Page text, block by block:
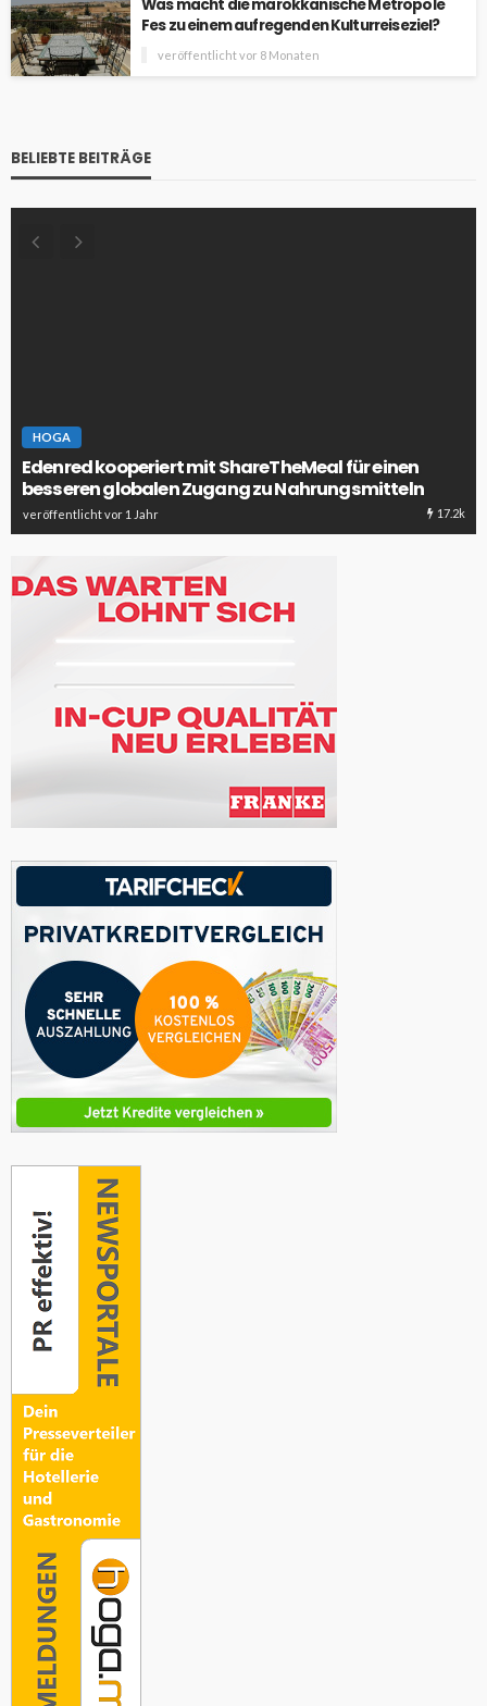
Was macht die marokkanische Metropole
Fes zu einem aufregenden Kulturreiseziel?
veröffentlicht vor 8 Monaten
BELIEBTE BEITRÄGE
HOGA
Edenred kooperiert mit ShareTheMeal für einen
besseren globalen Zugang zu Nahrungsmitteln
veröffentlicht vor 1 Jahr 17.2k